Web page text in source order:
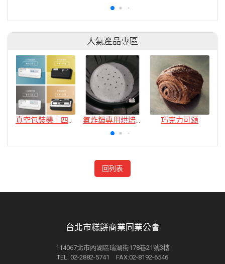
人氣產品專區
真空包裝機｜四款 氣炸鍋專用烘焙紙 巧克力可頌
回列表
台北市糕餅商業同業公會
114067北市內湖區瑞湖街178巷21號3樓
TEL: 02-2882-5741 FAX:02-8192-6546